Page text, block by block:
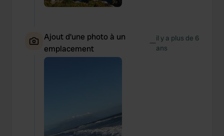
Ajout d'une photo à un
emplacement
—il y a plus de 6
ans